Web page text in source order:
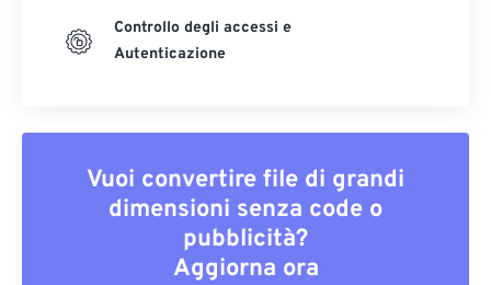
Controllo degli accessi e
Autenticazione
Vuoi convertire file di grandi
dimensioni senza code o
pubblicità?
Aggiorna ora